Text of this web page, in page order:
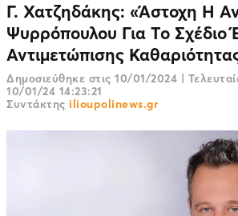
Γ. Χατζηδάκης: «Άστοχη Η
Ψυρρόπουλου Για Το Σχέδιο
Αντιμετώπισης
Δημοσιεύθηκε στις 10/01/2024 |
10/01/24 14:23:21
Συντάκτης ilioupolinews.gr